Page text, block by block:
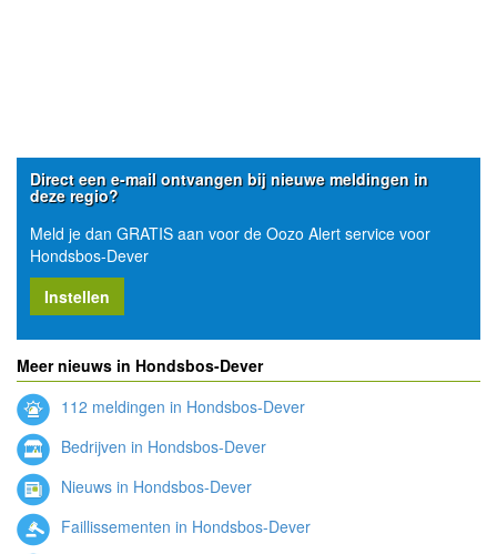
Direct een e-mail ontvangen bij nieuwe meldingen in
deze regio?
Meld je dan GRATIS aan voor de Oozo Alert service voor
Hondsbos-Dever
Instellen
Meer nieuws in Hondsbos-Dever
112 meldingen in Hondsbos-Dever
Bedrijven in Hondsbos-Dever
Nieuws in Hondsbos-Dever
Faillissementen in Hondsbos-Dever